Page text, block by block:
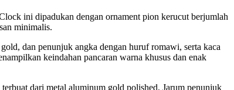
ini dipadukan dengan ornament pion kerucut berjumlah
minimalis.
dan penunjuk angka dengan huruf romawi, serta kaca
keindahan pancaran warna khusus dan enak
dari metal aluminum gold polished, Jarum penunjuk